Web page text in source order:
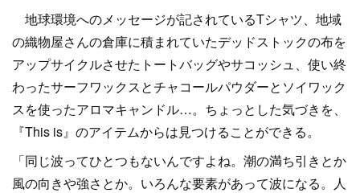
地球環境へのメッセージが記されているTシャツ、地域
の織物屋さんの倉庫に積まれていたデッドストックの布を
アップサイクルさせたトートバッグやサコッシュ、使い終
わったサーフワックスとチャコールパウダーとソイワック
スを使ったアロマキャンドル…。ちょっとした気づきを、
『This is』のアイテムからは見つけることができる。
「同じ波ってひとつもないんですよね。潮の満ち引きとか
風の向きや強さとか。いろんな要素があって波になる。人